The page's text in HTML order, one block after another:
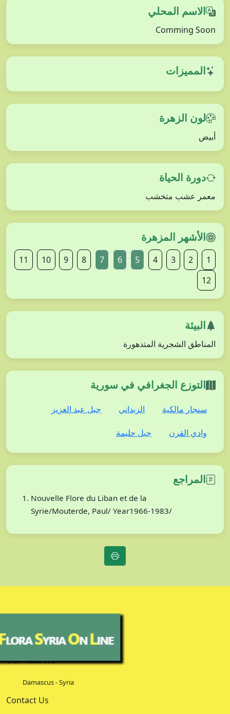
الاسم المحلي
Comming Soon
المميزات
لون الزهرة
أبيض
دورة الحياة
معمر عشب متخشب
الأشهر المزهرة
1
2
3
4
5
6
7
8
9
10
11
12
البيئة
المناطق الشجرية المتدهورة
التوزع الجغرافي في سورية
سنجار مالكية الزبداني جبل عبد العزيز
وادي القرن جبل حليمة
المراجع
Nouvelle Flore du Liban et de la
Syrie/Mouterde, Paul/ Year1966-1983/
Our Address
Damascus - Syria
Contact Us